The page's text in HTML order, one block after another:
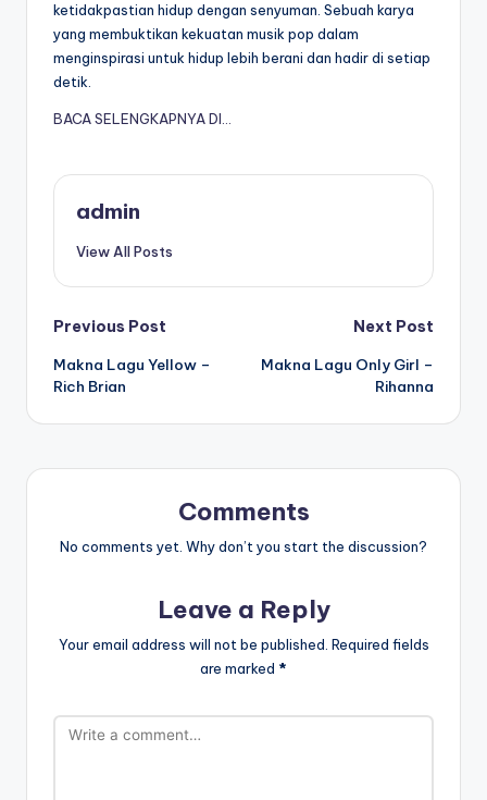
ketidakpastian hidup dengan senyuman. Sebuah karya
yang membuktikan kekuatan musik pop dalam
menginspirasi untuk hidup lebih berani dan hadir di setiap
detik.
BACA SELENGKAPNYA DI…
admin
View All Posts
Post
navigation
Previous Post
Makna Lagu Yellow –
Rich Brian
Next Post
Makna Lagu Only Girl –
Rihanna
Comments
No comments yet. Why don’t you start the discussion?
Leave a Reply
Your email address will not be published. Required fields
are marked *